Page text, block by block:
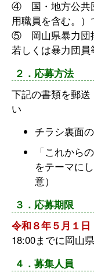
④ 国・地方公共
用職員を含む。）
⑤ 岡山県暴力団
若しくは暴力団員
２．応募方法
下記の書類を郵
い
チラシ裏面
「これから
をテーマに
意）
３．応募期限
令和８年５月１日
18:00までに岡山
４．募集人員